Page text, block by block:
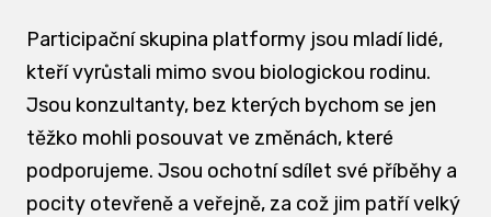
Participační skupina platformy jsou mladí lidé,
kteří vyrůstali mimo svou biologickou rodinu.
Jsou konzultanty, bez kterých bychom se jen
těžko mohli posouvat ve změnách, které
podporujeme. Jsou ochotní sdílet své příběhy a
pocity otevřeně a veřejně, za což jim patří velký